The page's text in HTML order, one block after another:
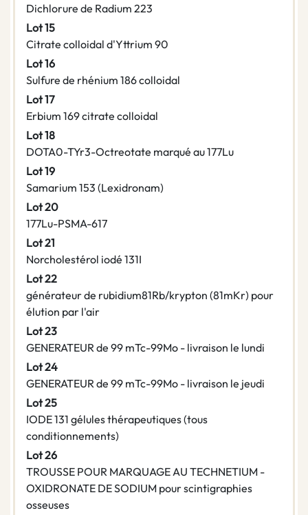
Dichlorure de Radium 223
Lot 15
Citrate colloidal d'Yttrium 90
Lot 16
Sulfure de rhénium 186 colloidal
Lot 17
Erbium 169 citrate colloidal
Lot 18
DOTA0-TYr3-Octreotate marqué au 177Lu
Lot 19
Samarium 153 (Lexidronam)
Lot 20
177Lu-PSMA-617
Lot 21
Norcholestérol iodé 131I
Lot 22
générateur de rubidium81Rb/krypton (81mKr) pour
élution par l'air
Lot 23
GENERATEUR de 99 mTc-99Mo - livraison le lundi
Lot 24
GENERATEUR de 99 mTc-99Mo - livraison le jeudi
Lot 25
IODE 131 gélules thérapeutiques (tous
conditionnements)
Lot 26
TROUSSE POUR MARQUAGE AU TECHNETIUM -
OXIDRONATE DE SODIUM pour scintigraphies
osseuses